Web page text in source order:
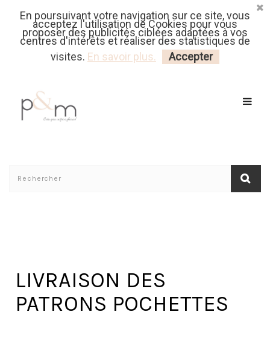
Fr| En Euro | USD
MON PANIER CONNECTEZ-VOUS
LIVRAISON DES
PATRONS POCHETTES
En poursuivant votre navigation sur ce site, vous
acceptez l'utilisation de Cookies pour vous
proposer des publicités ciblées adaptées à vos
centres d'intérêts et réaliser des statistiques de
visites. En savoir plus. Accepter